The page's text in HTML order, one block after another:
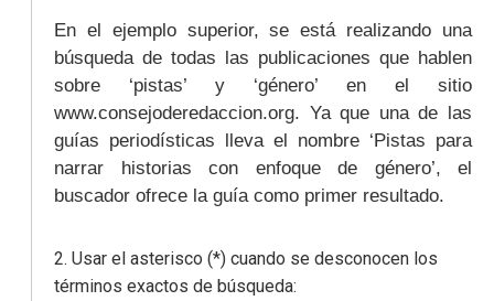
En el ejemplo superior, se está realizando una
búsqueda de todas las publicaciones que hablen
sobre ‘pistas’ y ‘género’ en el sitio
www.consejoderedaccion.org. Ya que una de las
guías periodísticas lleva el nombre ‘Pistas para
narrar historias con enfoque de género’, el
buscador ofrece la guía como primer resultado.
2. Usar el asterisco (*) cuando se desconocen los
términos exactos de búsqueda: